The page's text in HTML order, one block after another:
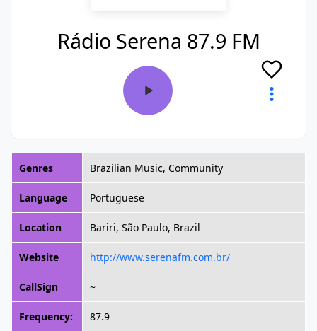
Rádio Serena 87.9 FM
Genres Brazilian Music, Community
Language Portuguese
Location Bariri, São Paulo, Brazil
Website http://www.serenafm.com.br/
CallSign ~
Frequency: 87.9